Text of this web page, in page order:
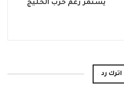
يستمر رغم حرب الخليج
اترك رد